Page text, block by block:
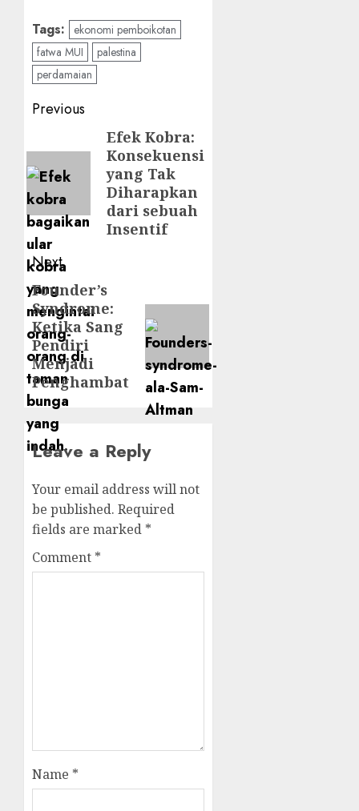
Tags:
ekonomi pemboikotan
fatwa MUI
palestina
perdamaian
Post
navigation
Previous
post:
Efek Kobra:
Konsekuensi
yang Tak
Diharapkan
dari sebuah
Insentif
Next
Next
post:
Founder’s
Syndrome:
Ketika Sang
Pendiri
Menjadi
Penghambat
Leave a Reply
Your email address will not
be published. Required
fields are marked *
Comment *
Name *